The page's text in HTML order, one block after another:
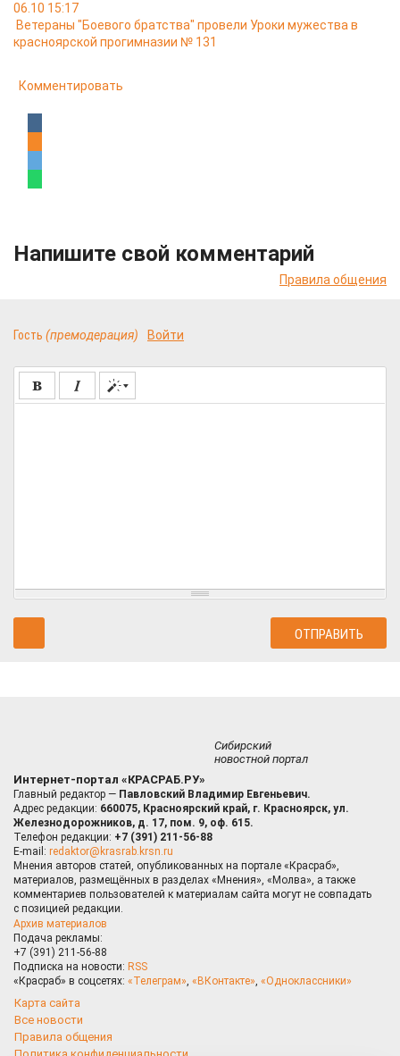
06.10 15:17
Ветераны "Боевого братства" провели Уроки мужества в
красноярской прогимназии № 131
Комментировать
Напишите свой комментарий
Правила общения
Гость (премодерация) Войти
Сибирский
новостной портал
Интернет-портал «КРАСРАБ.РУ»
Главный редактор — Павловский Владимир Евгеньевич.
Адрес редакции: 660075, Красноярский край, г. Красноярск, ул.
Железнодорожников, д. 17, пом. 9, оф. 615.
Телефон редакции: +7 (391) 211-56-88
E-mail: redaktor@krasrab.krsn.ru
Мнения авторов статей, опубликованных на портале «Красраб»,
материалов, размещённых в разделах «Мнения», «Молва», а также
комментариев пользователей к материалам сайта могут не совпадать
с позицией редакции.
Архив материалов
Подача рекламы:
+7 (391) 211-56-88
Подписка на новости: RSS
«Красраб» в соцсетях: «Телеграм», «ВКонтакте», «Одноклассники»
Карта сайта
Все новости
Правила общения